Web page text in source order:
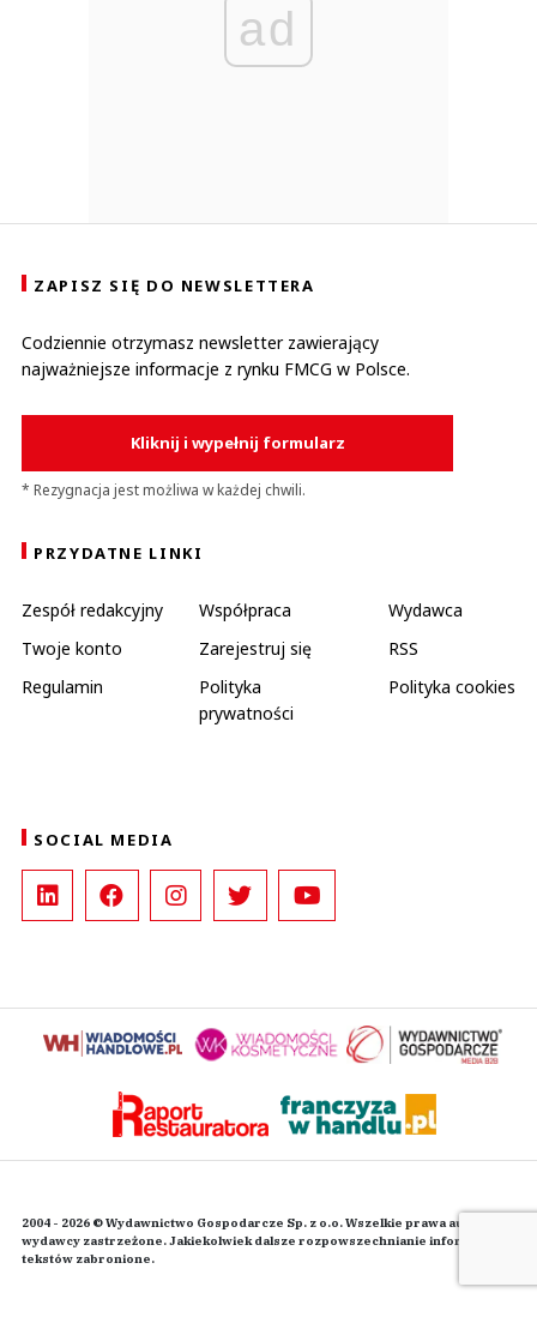
ad
ZAPISZ SIĘ DO NEWSLETTERA
Codziennie otrzymasz newsletter zawierający
najważniejsze informacje z rynku FMCG w Polsce.
Kliknij i wypełnij formularz
* Rezygnacja jest możliwa w każdej chwili.
PRZYDATNE LINKI
Zespół redakcyjny Współpraca
Wydawca
Twoje konto
Zarejestruj się
RSS
Regulamin
Polityka
prywatności
Polityka cookies
SOCIAL MEDIA
2004 - 2026 © Wydawnictwo Gospodarcze Sp. z o.o. Wszelkie prawa autorskie
wydawcy zastrzeżone. Jakiekolwiek dalsze rozpowszechnianie informacji i
tekstów zabronione.